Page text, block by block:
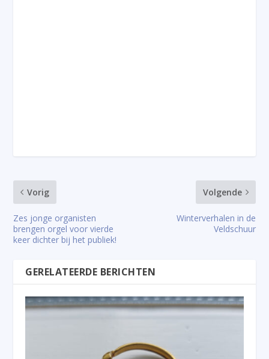
Vorig
Zes jonge organisten
brengen orgel voor vierde
keer dichter bij het publiek!
Volgende
Winterverhalen in de
Veldschuur
GERELATEERDE BERICHTEN